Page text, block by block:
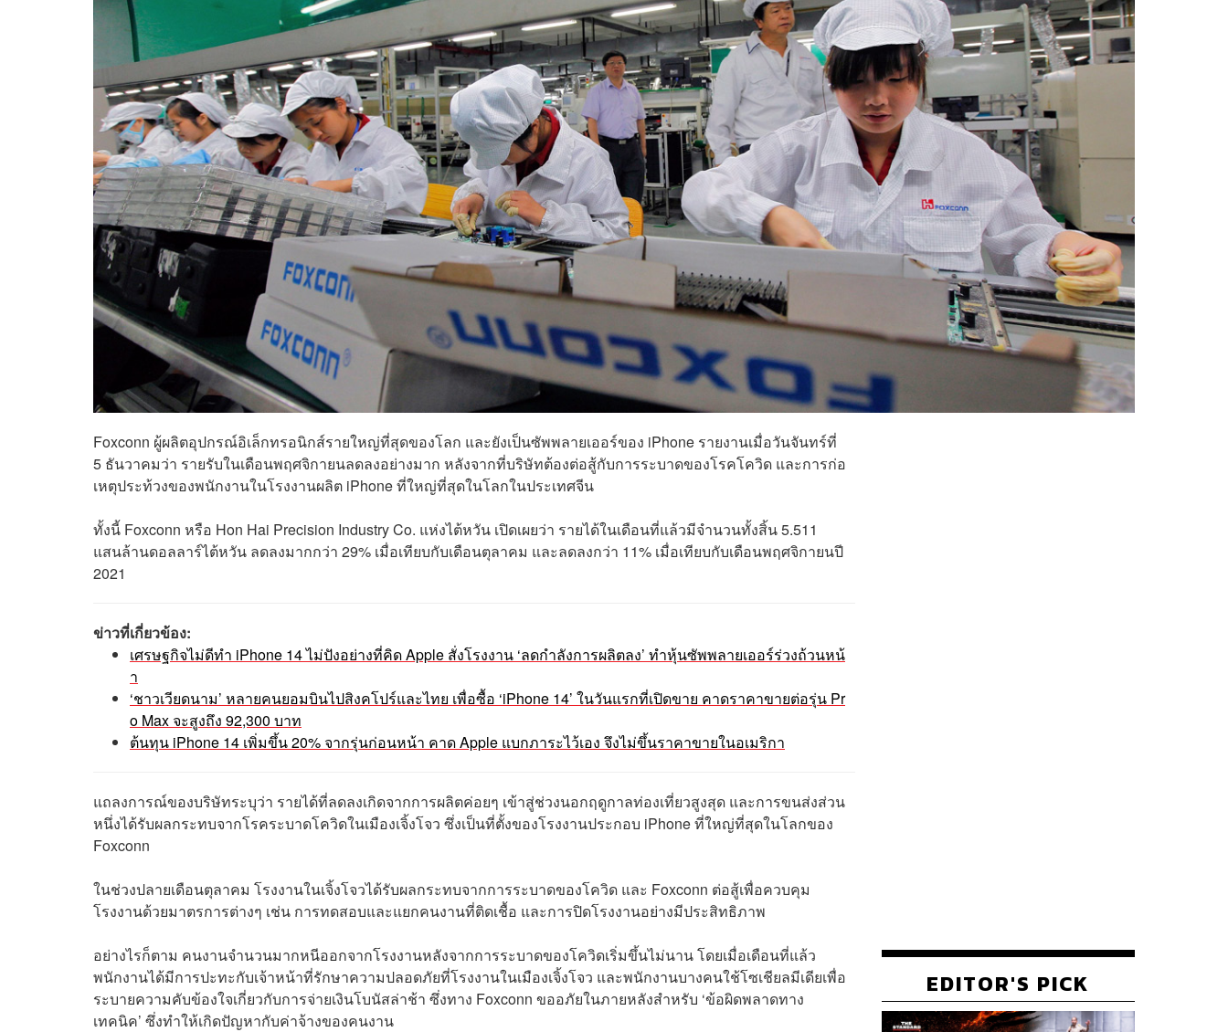
Foxconn ผู้ผลิตอุปกรณ์อิเล็กทรอนิกส์รายใหญ่ที่สุดของโลก และยังเป็นซัพพลายเออร์ของ iPhone รายงานเมื่อวันจันทร์ที่
5 ธันวาคมว่า รายรับในเดือนพฤศจิกายนลดลงอย่างมาก หลังจากที่บริษัทต้องต่อสู้กับการระบาดของโรคโควิด และการก่อ
เหตุประท้วงของพนักงานในโรงงานผลิต iPhone ที่ใหญ่ที่สุดในโลกในประเทศจีน
ทั้งนี้ Foxconn หรือ Hon Hai Precision Industry Co. แห่งไต้หวัน เปิดเผยว่า รายได้ในเดือนที่แล้วมีจำนวนทั้งสิ้น 5.511
แสนล้านดอลลาร์ไต้หวัน ลดลงมากกว่า 29% เมื่อเทียบกับเดือนตุลาคม และลดลงกว่า 11% เมื่อเทียบกับเดือนพฤศจิกายนปี
2021
ข่าวที่เกี่ยวข้อง:
เศรษฐกิจไม่ดีทำ iPhone 14 ไม่ปังอย่างที่คิด Apple สั่งโรงงาน ‘ลดกำลังการผลิตลง’ ทำหุ้นซัพพลายเออร์ร่วงถ้วนหน้
า
‘ชาวเวียดนาม’ หลายคนยอมบินไปสิงคโปร์และไทย เพื่อซื้อ ‘iPhone 14’ ในวันแรกที่เปิดขาย คาดราคาขายต่อรุ่น Pr
o Max จะสูงถึง 92,300 บาท
ต้นทุน iPhone 14 เพิ่มขึ้น 20% จากรุ่นก่อนหน้า คาด Apple แบกภาระไว้เอง จึงไม่ขึ้นราคาขายในอเมริกา
แถลงการณ์ของบริษัทระบุว่า รายได้ที่ลดลงเกิดจากการผลิตค่อยๆ เข้าสู่ช่วงนอกฤดูกาลท่องเที่ยวสูงสุด และการขนส่งส่วน
หนึ่งได้รับผลกระทบจากโรคระบาดโควิดในเมืองเจิ้งโจว ซึ่งเป็นที่ตั้งของโรงงานประกอบ iPhone ที่ใหญ่ที่สุดในโลกของ
Foxconn
ในช่วงปลายเดือนตุลาคม โรงงานในเจิ้งโจวได้รับผลกระทบจากการระบาดของโควิด และ Foxconn ต่อสู้เพื่อควบคุม
โรงงานด้วยมาตรการต่างๆ เช่น การทดสอบและแยกคนงานที่ติดเชื้อ และการปิดโรงงานอย่างมีประสิทธิภาพ
อย่างไรก็ตาม คนงานจำนวนมากหนีออกจากโรงงานหลังจากการระบาดของโควิดเริ่มขึ้นไม่นาน โดยเมื่อเดือนที่แล้ว
พนักงานได้มีการปะทะกับเจ้าหน้าที่รักษาความปลอดภัยที่โรงงานในเมืองเจิ้งโจว และพนักงานบางคนใช้โซเชียลมีเดียเพื่อ
ระบายความคับข้องใจเกี่ยวกับการจ่ายเงินโบนัสล่าช้า ซึ่งทาง Foxconn ขออภัยในภายหลังสำหรับ ‘ข้อผิดพลาดทาง
เทคนิค’ ซึ่งทำให้เกิดปัญหากับค่าจ้างของคนงาน
EDITOR'S PICK